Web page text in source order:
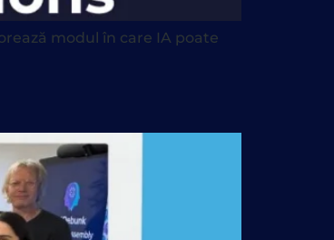
modul în care IA poate